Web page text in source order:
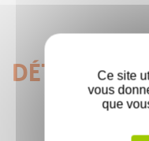
DÉTAILS
Option
Ce site
vous
que